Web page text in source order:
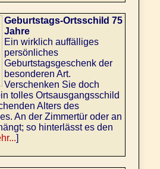
Geburtstags-Ortsschild 75
Jahre
Ein wirklich auffälliges
persönliches
Geburtstagsgeschenk der
besonderen Art.
Verschenken Sie doch
tolles Ortsausgangsschild
Alters des
An der Zimmertür oder an
so hinterlässt es den
]